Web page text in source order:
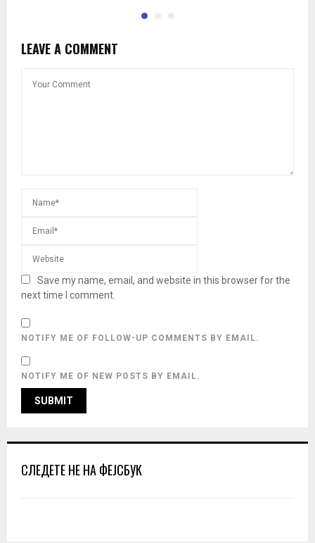
LEAVE A COMMENT
Save my name, email, and website in this browser for the
next time I comment.
NOTIFY ME OF FOLLOW-UP COMMENTS BY EMAIL.
NOTIFY ME OF NEW POSTS BY EMAIL.
СЛЕДЕТЕ НЕ НА ФЕЈСБУК